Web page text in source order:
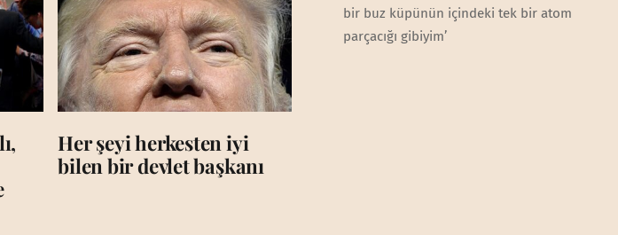
Her şeyi herkesten iyi
bilen bir devlet başkanı
bir buz küpünün içindeki tek bir atom
parçacığı gibiyim’